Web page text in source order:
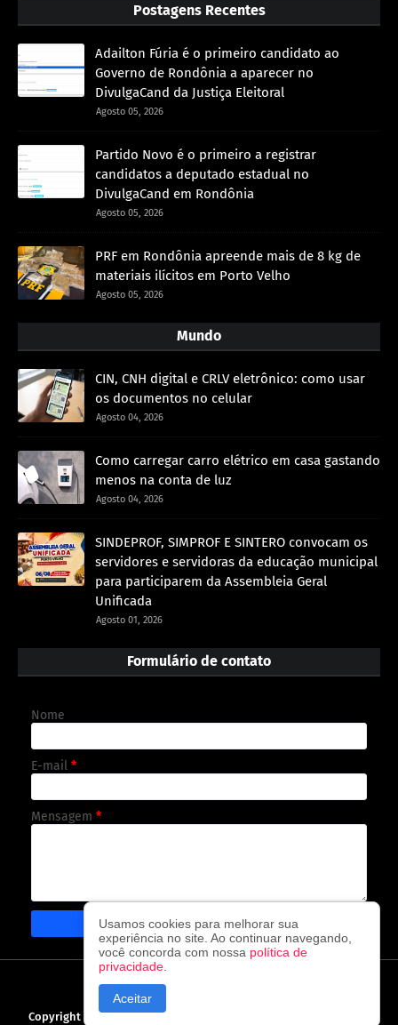
Postagens Recentes
Adailton Fúria é o primeiro candidato ao
Governo de Rondônia a aparecer no
DivulgaCand da Justiça Eleitoral
Agosto 05, 2026
Partido Novo é o primeiro a registrar
candidatos a deputado estadual no
DivulgaCand em Rondônia
Agosto 05, 2026
PRF em Rondônia apreende mais de 8 kg de
materiais ilícitos em Porto Velho
Agosto 05, 2026
Mundo
CIN, CNH digital e CRLV eletrônico: como usar
os documentos no celular
Agosto 04, 2026
Como carregar carro elétrico em casa gastando
menos na conta de luz
Agosto 04, 2026
SINDEPROF, SIMPROF E SINTERO convocam os
servidores e servidoras da educação municipal
para participarem da Assembleia Geral
Unificada
Agosto 01, 2026
Formulário de contato
Nome
E-mail *
Mensagem *
CAPA CONTATO
Copyright © 2026O observador - A cada visita uma nova notícia!
Usamos cookies para melhorar sua
experiência no site. Ao continuar navegando,
você concorda com nossa política de
privacidade
Aceitar